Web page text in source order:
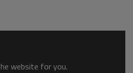
website for you.